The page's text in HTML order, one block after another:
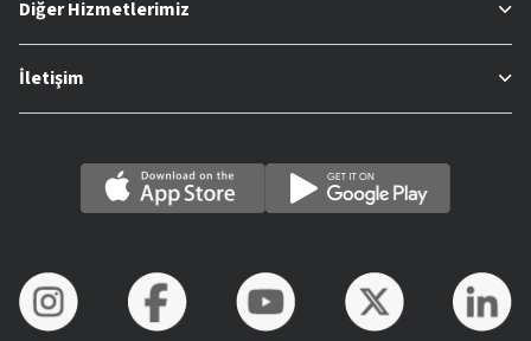
Diğer Hizmetlerimiz
İletişim